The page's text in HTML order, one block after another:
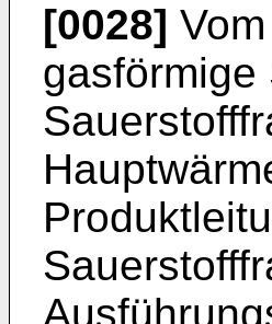
[0028]
gasförmige